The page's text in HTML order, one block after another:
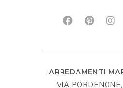
ARREDAMENTI
VIA